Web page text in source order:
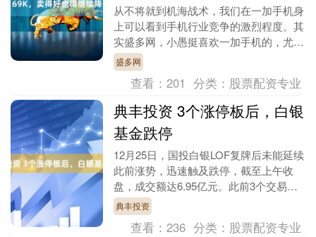
从不将就到机海战术，我们在一加手机身
上可以看到手机行业竞争的激烈程度。其
实盛多网，小愚挺喜欢一加手机的，尤其
它之前凭借着不将就的态度为我们带来了
不少产品力和设计....
盛多网
查看：201 分类： 股票配资专业
典丰投资 3个涨停板后，白银
基金跌停
12月25日，国投白银LOF复牌后未能延续
此前涨势，迅速触及跌停，截至上午收
盘，成交额达6.95亿元。此前3个交易
日，该基金连拉3个涨停板。12月以来，
国投白银....
典丰投资
查看：236 分类： 股票配资专业